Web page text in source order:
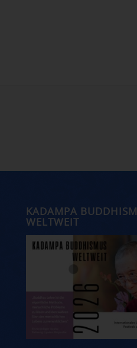
KADAMPA
WELTWEIT